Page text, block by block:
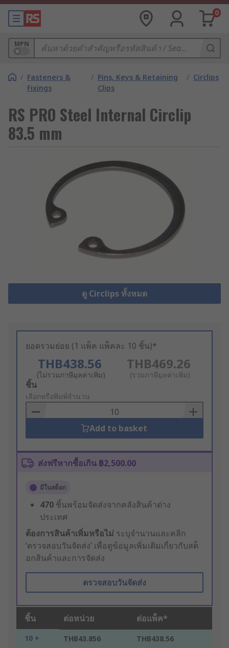
0
MPN
/ Fasteners &
Fixings
/ Pins, Keys & Retaining
Clips
/ Circlips
RS PRO Steel Internal Circlip
83.5 mm
ดู Circlips ทั้งหมด
ยอดรวมย่อย (1 แพ็ค แพ็คละ 10 ชิ้น)*
THB438.56
(ไม่รวมภาษีมูลค่าเพิ่ม)
THB469.26
(รวมภาษีมูลค่าเพิ่ม)
Add
to
Basket
ชิ้น
เลือกหรือพิมพ์จำนวน
Add to basket
ส่งฟรีหากซื้อเกิน ฿2,500.00
มีในสต็อก
470 ชิ้นพร้อมจัดส่งจากคลังสินค้าต่าง
ประเทศ
ต้องการสินค้าเพิ่มหรือไม่ ระบุจำนวนและคลิก
‘ตรวจสอบวันจัดส่ง’ เพื่อดูข้อมูลเพิ่มเติมเกี่ยวกับสต็
อกสินค้าและการจัดส่ง
ตรวจสอบวันจัดส่ง
ชิ้น ต่อหน่วย ต่อแพ็ค*
10 + THB43.856 THB438.56